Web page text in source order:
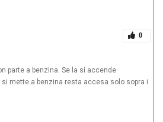
0
parte a benzina. Se la si accende
mette a benzina resta accesa solo sopra i